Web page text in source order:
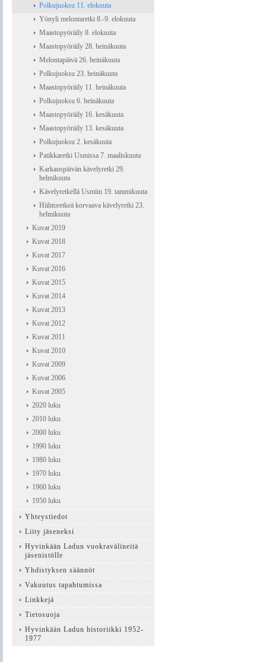
Polkujuoksu 11. elokuuta
Yönyli melontaretki 8.-9. elokuuta
Maastopyöräily 8. elokuuta
Maastopyöräily 28. heinäkuuta
Melontapäivä 26. heinäkuuta
Polkujuoksu 23. heinäkuuta
Maastopyöräily 11. heinäkuuta
Polkujuoksu 6. heinäkuuta
Maastopyöräily 16. kesäkuuta
Maastopyöräily 13. kesäkuuta
Polkujuoksu 2. kesäkuuta
Patikkaretki Usmissa 7. maaliskuuta
Karkauspäivän kävelyretki 29.
helmikuuta
Kävelyretkellä Usmiin 19. tammikuuta
Hiihtoretkeä korvaava kävelyretki 23.
helmikuuta
Kuvat 2019
Kuvat 2018
Kuvat 2017
Kuvat 2016
Kuvat 2015
Kuvat 2014
Kuvat 2013
Kuvat 2012
Kuvat 2011
Kuvat 2010
Kuvat 2009
Kuvat 2006
Kuvat 2005
2020 luku
2010 luku
2000 luku
1990 luku
1980 luku
1970 luku
1960 luku
1950 luku
Yhteystiedot
Liity jäseneksi
Hyvinkään Ladun vuokravälineitä
jäsenistölle
Yhdistyksen säännöt
Vakuutus tapahtumissa
Linkkejä
Tietosuoja
Hyvinkään Ladun historiikki 1952-
1977